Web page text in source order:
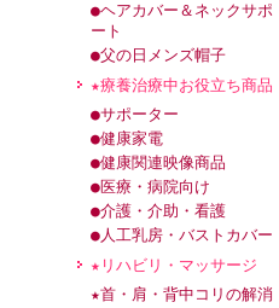
●ヘアカバー＆ネックサポ
ート
●父の日メンズ帽子
★療養治療中お役立ち商品
●サポーター
●健康家電
●健康関連映像商品
●医療・病院向け
●介護・介助・看護
●人工乳房・バストカバー
★リハビリ・マッサージ
★首・肩・背中コリの解消